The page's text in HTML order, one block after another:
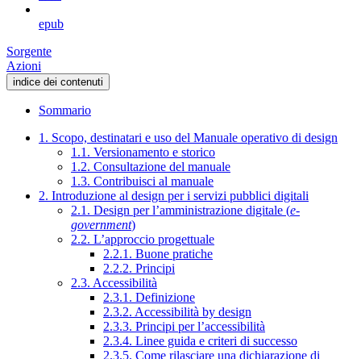
epub
Sorgente
Azioni
indice dei contenuti
Sommario
1. Scopo, destinatari e uso del Manuale operativo di design
1.1. Versionamento e storico
1.2. Consultazione del manuale
1.3. Contribuisci al manuale
2. Introduzione al design per i servizi pubblici digitali
2.1. Design per l’amministrazione digitale (e-
government)
2.2. L’approccio progettuale
2.2.1. Buone pratiche
2.2.2. Principi
2.3. Accessibilità
2.3.1. Definizione
2.3.2. Accessibilità by design
2.3.3. Principi per l’accessibilità
2.3.4. Linee guida e criteri di successo
2.3.5. Come rilasciare una dichiarazione di